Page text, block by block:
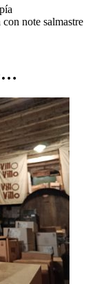
con note salmastre